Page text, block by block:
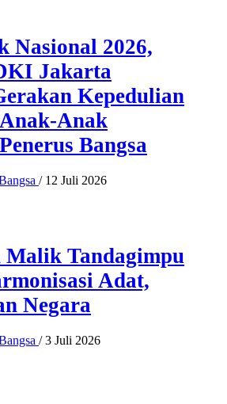
Nasional 2026,
Jakarta
Kepedulian
Anak
Bangsa
/ 12 Juli 2026
Tandagimpu
Adat,
Negara
/ 3 Juli 2026